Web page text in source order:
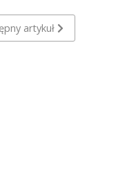
- Granit Kończewo 8:1
artykuł: Pogoń Lębork -
artykuł